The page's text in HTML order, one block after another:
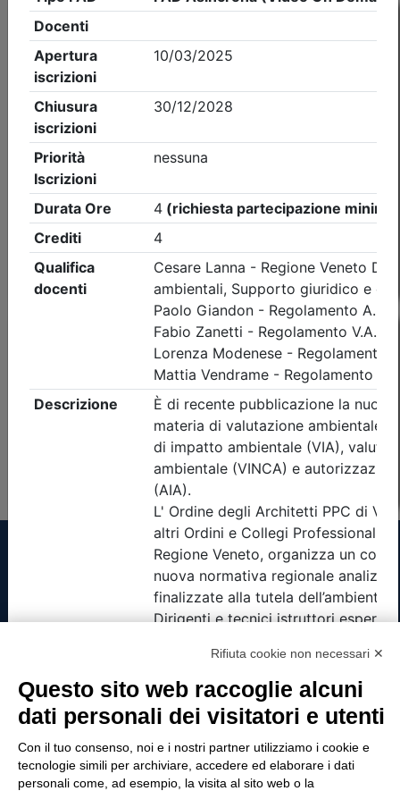
Criteri di ricerca applicati:
- Tipo Ordine/collegio:Architetti- Ordine:
Vicenza- Eventi in programma dal
Precedente 2 Successiva
Nessun risultato per i parametri inseriti
Esito della ricerca eventi formativi
Non è stato trovato nessun evento formativo con i
parametri di ricerca utilizzati
Tinexta Visura SpA
Società con Socio Unico
Società soggetta alla direzione e coordinamento
P.IVA 05338771008 REA n. 877679
Rifiuta cookie non necessari ✕
Questo sito web raccoglie alcuni
dati personali dei visitatori e utenti
Con il tuo consenso, noi e i nostri partner utilizziamo i cookie e
tecnologie simili per archiviare, accedere ed elaborare i dati
personali come, ad esempio, la visita al sito web o la